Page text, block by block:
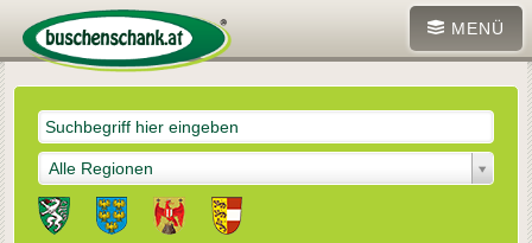
MENÜ
Alle Regionen